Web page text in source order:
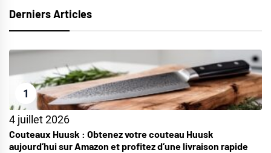
Derniers Articles
1
4 juillet 2026
Couteaux Huusk : Obtenez votre couteau Huusk
aujourd’hui sur Amazon et profitez d’une livraison rapide